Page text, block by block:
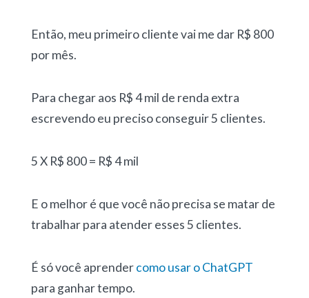
Então, meu primeiro cliente vai me dar R$ 800
por mês.
Para chegar aos R$ 4 mil de renda extra
escrevendo eu preciso conseguir 5 clientes.
5 X R$ 800 = R$ 4 mil
E o melhor é que você não precisa se matar de
trabalhar para atender esses 5 clientes.
É só você aprendercomo usar o ChatGPT
para ganhar tempo.